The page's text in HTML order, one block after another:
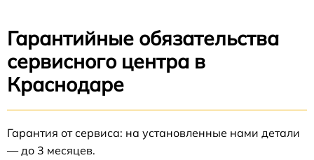
Гарантийные обязательства
сервисного центра в
Краснодаре
Гарантия от сервиса: на установленные нами детали
— до 3 месяцев.